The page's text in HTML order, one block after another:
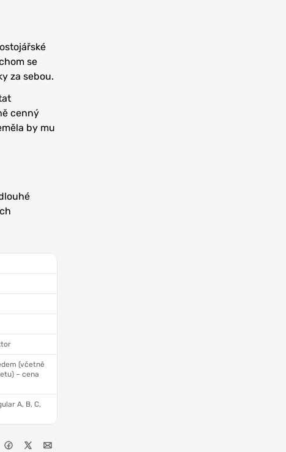
se
za sebou.
cenný
by mu
(včetně
– cena
A, B, C,